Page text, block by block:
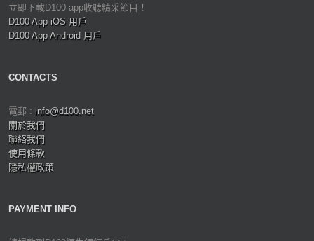
立即下載D100 app收聽精采節目！
D100 App iOS 用戶
D100 App Android 用戶
CONTACTS
電郵 : info@d100.net
關於我們
聯絡我們
使用條款
隱私權政策
PAYMENT INFO